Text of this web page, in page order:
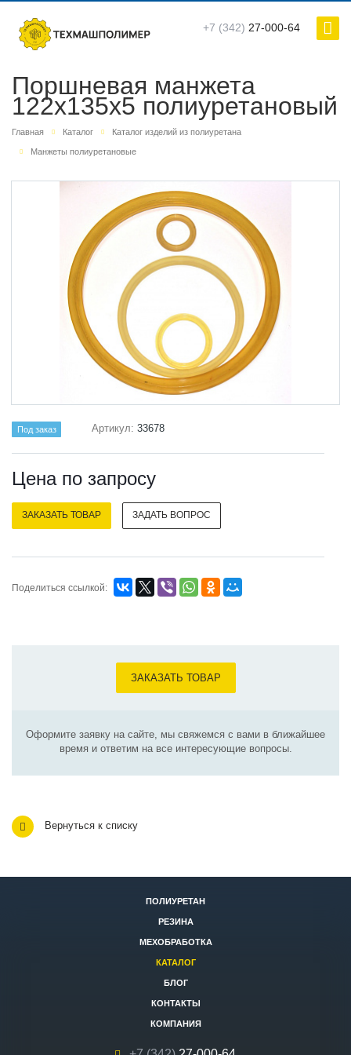
+7 (342) 27-000-64
Поршневая манжета
122х135х5 полиуретановый
Главная Каталог Каталог изделий из полиуретана
Манжеты полиуретановые
Под заказ Артикул:33678
Цена по запросу
ЗАКАЗАТЬ ТОВАР ЗАДАТЬ ВОПРОС
Поделиться ссылкой:
ЗАКАЗАТЬ ТОВАР
Оформите заявку на сайте, мы свяжемся с вами в ближайшее
время и ответим на все интересующие вопросы.
Вернуться к списку
ПОЛИУРЕТАН
РЕЗИНА
МЕХОБРАБОТКА
КАТАЛОГ
БЛОГ
КОНТАКТЫ
КОМПАНИЯ